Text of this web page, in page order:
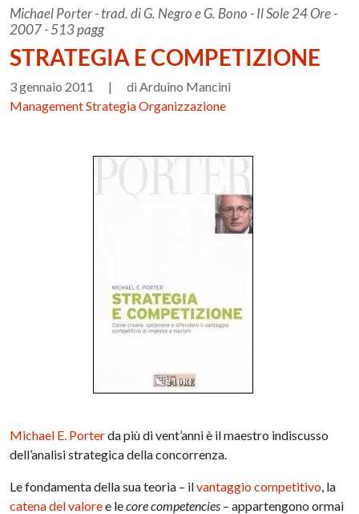
Michael Porter - trad. di G. Negro e G. Bono - Il Sole 24 Ore -
2007 - 513 pagg
STRATEGIA E COMPETIZIONE
3 gennaio 2011 |
di Arduino Mancini
Management Strategia Organizzazione
Michael E. Porterda più di vent’anni è il maestro indiscusso
dell’analisi strategica della concorrenza.
Le fondamenta della sua teoria – ilvantaggio competitivo, la
catena del valoree lecore competencies – appartengono ormai